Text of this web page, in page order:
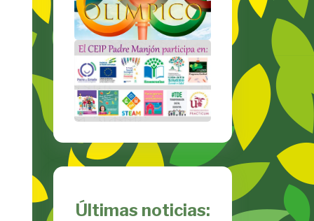
Últimas noticias: